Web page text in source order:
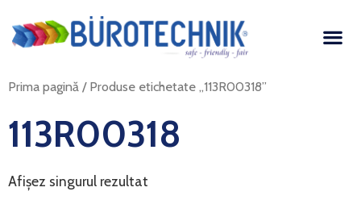
Prima pagină / Produse etichetate „113R00318”
113R00318
Afișez singurul rezultat